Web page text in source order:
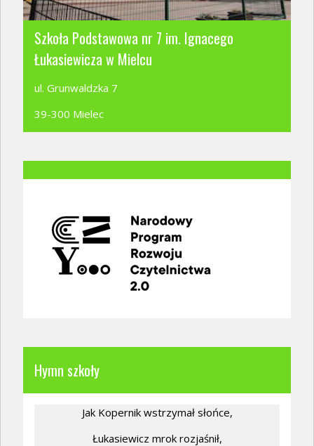
Szkoła Podstawowa nr 7 im. Ignacego
Łukasiewicza w Mielcu
ul. Grunwaldzka 7
39-300 Mielec
Hymn szkoły
Jak Kopernik wstrzymał słońce,
Łukasiewicz mrok rozjaśnił,